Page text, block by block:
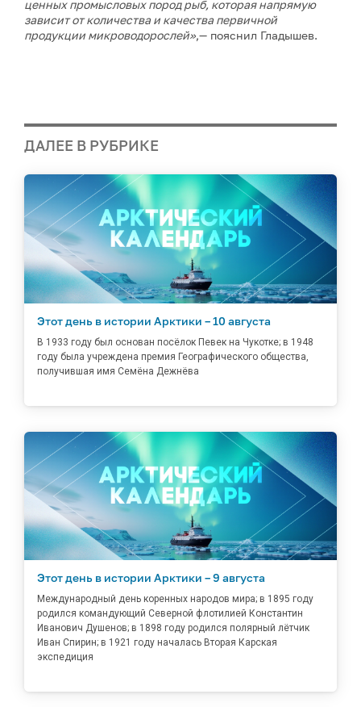
ценных промысловых пород рыб, которая напрямую
зависит от количества и качества первичной
продукции микроводорослей»,— пояснил Гладышев.
ДАЛЕЕ В РУБРИКЕ
Этот день в истории Арктики – 10 августа
В 1933 году был основан посёлок Певек на Чукотке; в 1948
году была учреждена премия Географического общества,
получившая имя Семёна Дежнёва
Этот день в истории Арктики – 9 августа
Международный день коренных народов мира; в 1895 году
родился командующий Северной флотилией Константин
Иванович Душенов; в 1898 году родился полярный лётчик
Иван Спирин; в 1921 году началась Вторая Карская
экспедиция